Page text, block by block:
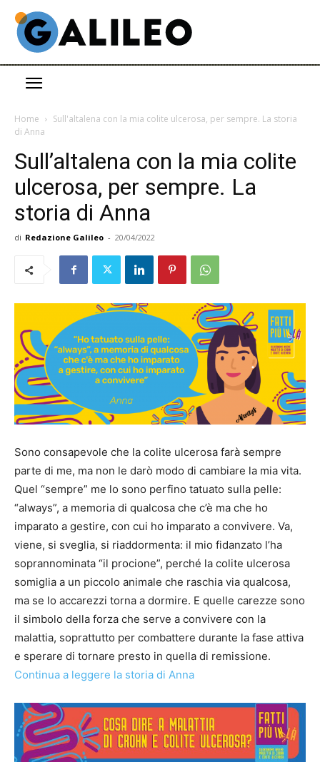
Home
Sull'altalena con la mia colite ulcerosa, per sempre. La storia
di Anna
Sull’altalena con la mia colite
ulcerosa, per sempre. La
storia di Anna
di Redazione Galileo - 20/04/2022
Sono consapevole che la colite ulcerosa farà sempre
parte di me, ma non le darò modo di cambiare la mia vita.
Quel “sempre” me lo sono perfino tatuato sulla pelle:
“always”, a memoria di qualcosa che c’è ma che ho
imparato a gestire, con cui ho imparato a convivere. Va,
viene, si sveglia, si riaddormenta: il mio fidanzato l’ha
soprannominata “il procione”, perché la colite ulcerosa
somiglia a un piccolo animale che raschia via qualcosa,
ma se lo accarezzi torna a dormire. E quelle carezze sono
il simbolo della forza che serve a convivere con la
malattia, soprattutto per combattere durante la fase attiva
e sperare di tornare presto in quella di remissione.
Continua a leggere la storia di Anna